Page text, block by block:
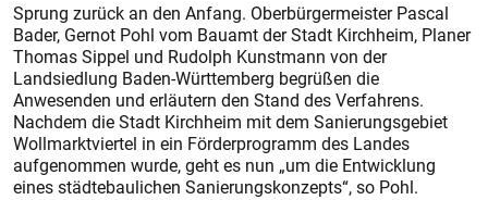
Sprung zurück an den Anfang. Oberbürgermeister Pascal
Bader, Gernot Pohl vom Bauamt der Stadt Kirchheim, Planer
Thomas Sippel und Rudolph Kunstmann von der
Landsiedlung Baden-Württemberg begrüßen die
Anwesenden und erläutern den Stand des Verfahrens.
Nachdem die Stadt Kirchheim mit dem Sanierungsgebiet
Wollmarktviertel in ein Förderprogramm des Landes
aufgenommen wurde, geht es nun „um die Entwicklung
eines städtebaulichen Sanierungskonzepts“, so Pohl.